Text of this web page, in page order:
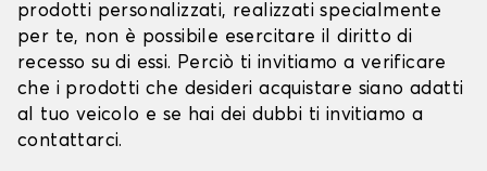
prodotti personalizzati, realizzati specialmente
per te, non è possibile esercitare il diritto di
recesso su di essi. Perciò ti invitiamo a verificare
che i prodotti che desideri acquistare siano adatti
al tuo veicolo e se hai dei dubbi ti invitiamo a
contattarci.